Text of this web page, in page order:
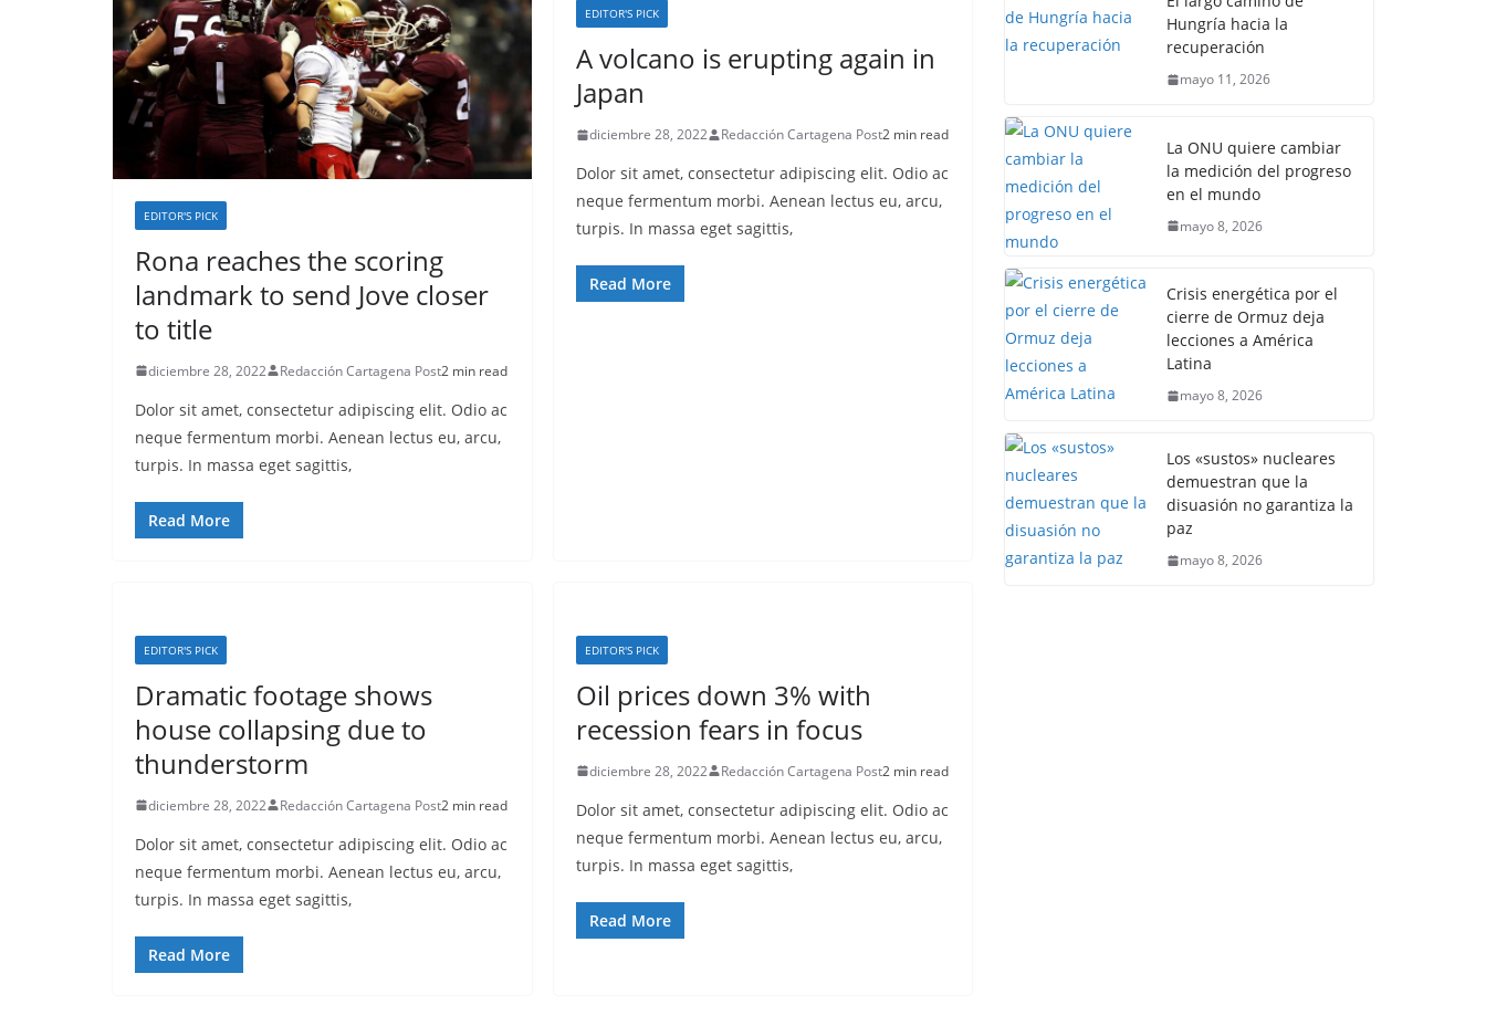
EDITOR'S PICK
Rona reaches the scoring
landmark to send Jove closer
to title
diciembre 28, 2022 Redacción Cartagena Post2 min read
Dolor sit amet, consectetur adipiscing elit. Odio ac
neque fermentum morbi. Aenean lectus eu, arcu,
turpis. In massa eget sagittis,
Read More
EDITOR'S PICK
A volcano is erupting again in
Japan
diciembre 28, 2022 Redacción Cartagena Post2 min read
Dolor sit amet, consectetur adipiscing elit. Odio ac
neque fermentum morbi. Aenean lectus eu, arcu,
turpis. In massa eget sagittis,
Read More
EDITOR'S PICK
Dramatic footage shows
house collapsing due to
thunderstorm
diciembre 28, 2022 Redacción Cartagena Post2 min read
Dolor sit amet, consectetur adipiscing elit. Odio ac
neque fermentum morbi. Aenean lectus eu, arcu,
turpis. In massa eget sagittis,
Read More
EDITOR'S PICK
Oil prices down 3% with
recession fears in focus
diciembre 28, 2022 Redacción Cartagena Post2 min read
Dolor sit amet, consectetur adipiscing elit. Odio ac
neque fermentum morbi. Aenean lectus eu, arcu,
turpis. In massa eget sagittis,
Read More
Hungría hacia la
recuperación
mayo 11, 2026
La ONU quiere cambiar
la medición del progreso
en el mundo
mayo 8, 2026
Crisis energética por el
cierre de Ormuz deja
lecciones a América
Latina
mayo 8, 2026
Los «sustos» nucleares
demuestran que la
disuasión no garantiza la
paz
mayo 8, 2026